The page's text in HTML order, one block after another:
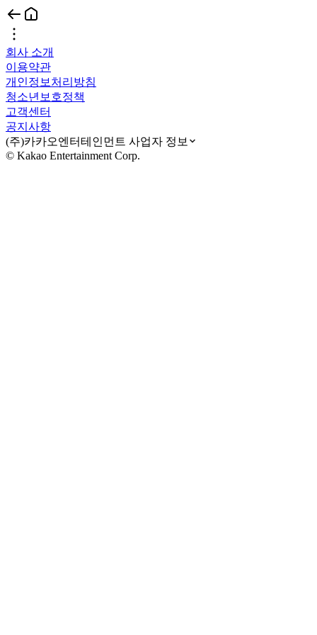
회사 소개
이용약관
개인정보처리방침
청소년보호정책
고객센터
공지사항
(주)카카오엔터테인먼트 사업자 정보
© Kakao Entertainment Corp.